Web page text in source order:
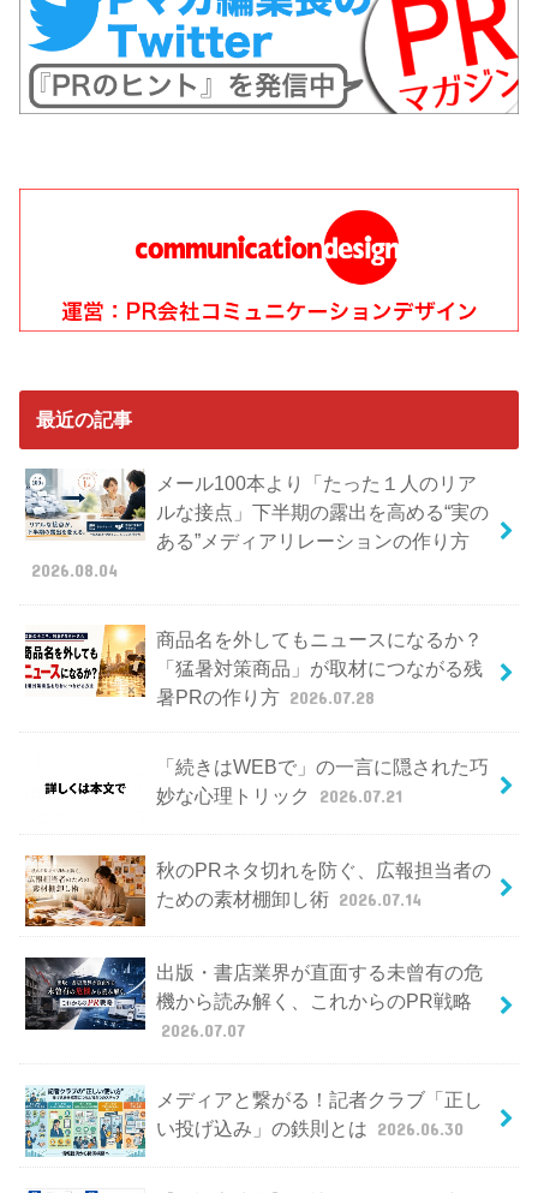
最近の記事
メール100本より「たった１人のリア
ルな接点」下半期の露出を高める“実の
ある”メディアリレーションの作り方
2026.08.04
商品名を外してもニュースになるか？
「猛暑対策商品」が取材につながる残
暑PRの作り方 2026.07.28
「続きはWEBで」の一言に隠された巧
妙な心理トリック
2026.07.21
秋のPRネタ切れを防ぐ、広報担当者の
ための素材棚卸し術 2026.07.14
出版・書店業界が直面する未曾有の危
機から読み解く、これからのPR戦略
2026.07.07
メディアと繋がる！記者クラブ「正し
い投げ込み」の鉄則とは 2026.06.30